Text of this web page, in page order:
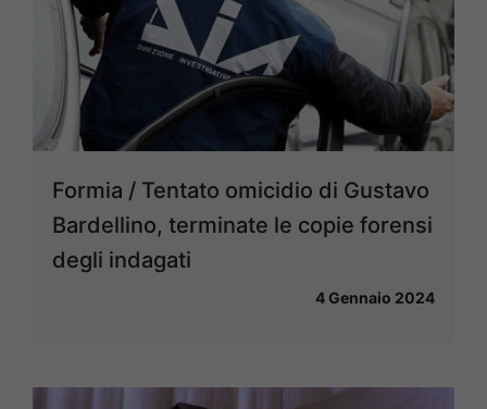
Formia / Tentato omicidio di Gustavo
Bardellino, terminate le copie forensi
degli indagati
4 Gennaio 2024